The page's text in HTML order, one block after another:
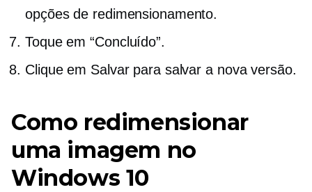
opções de redimensionamento.
Toque em “Concluído”.
Clique em Salvar para salvar a nova versão.
Como redimensionar
uma imagem no
Windows 10